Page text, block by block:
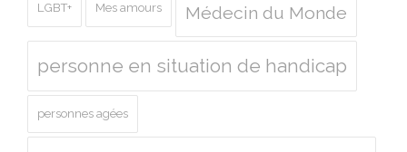
LGBT+ Mes amours Médecin du Monde
personne en situation de handicap
personnes agées